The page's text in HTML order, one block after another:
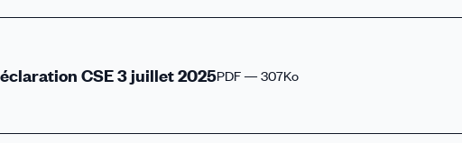
CSE 3 juillet 2025PDF — 307Ko